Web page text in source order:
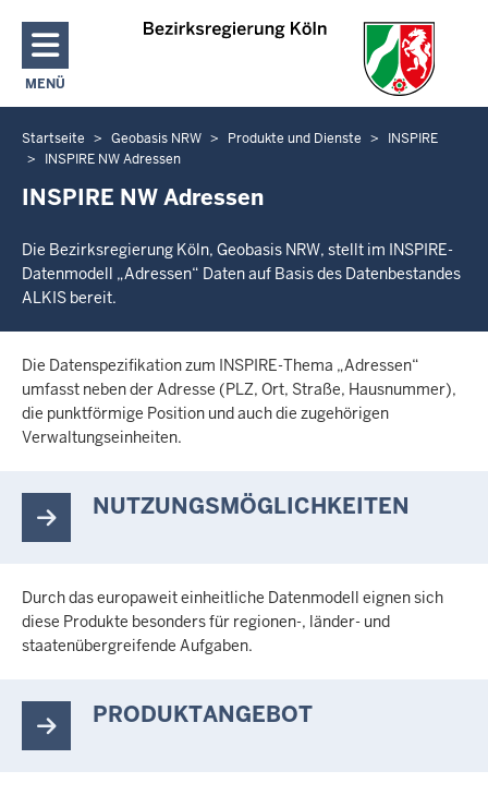
Direkt zum Inhalt
MENÜ
NAVIGATION AKTIVIEREN/DEAKTIVIEREN: HAUPTMENÜ
Sie
befinden
sich
Startseite Geobasis NRW Produkte und Dienste
INSPIRE
INSPIRE NW Adressen
INSPIRE NW Adressen
Die Bezirksregierung Köln, Geobasis NRW, stellt im INSPIRE-
Datenmodell „Adressen“ Daten auf Basis des Datenbestandes
ALKIS bereit.
Die Datenspezifikation zum INSPIRE-Thema „Adressen“
umfasst neben der Adresse (PLZ, Ort, Straße, Hausnummer),
die punktförmige Position und auch die zugehörigen
Verwaltungseinheiten.
NUTZUNGSMÖGLICHKEITEN
Durch das europaweit einheitliche Datenmodell eignen sich
diese Produkte besonders für regionen-, länder- und
staatenübergreifende Aufgaben.
PRODUKTANGEBOT